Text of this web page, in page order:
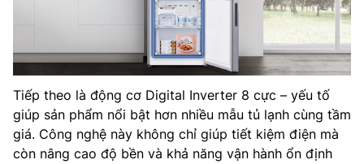
Tiếp theo là động cơ Digital Inverter 8 cực – yếu tố
giúp sản phẩm nổi bật hơn nhiều mẫu tủ lạnh cùng tầm
giá. Công nghệ này không chỉ giúp tiết kiệm điện mà
còn nâng cao độ bền và khả năng vận hành ổn định